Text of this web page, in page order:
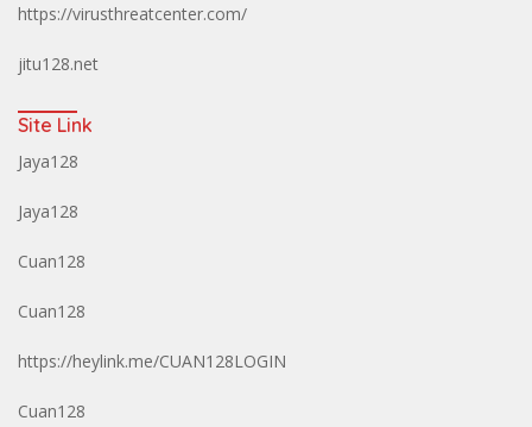
https://virusthreatcenter.com/
jitu128.net
Site Link
Jaya128
Jaya128
Cuan128
Cuan128
https://heylink.me/CUAN128LOGIN
Cuan128